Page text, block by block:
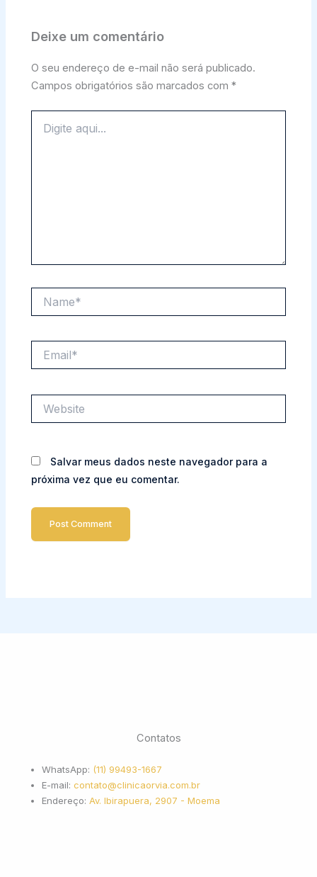
Deixe um comentário
O seu endereço de e-mail não será publicado.
Campos obrigatórios são marcados com*
aqui...
Salvar meus dados neste navegador para a
próxima vez que eu comentar.
Contatos
WhatsApp: (11) 99493-1667
E-mail: contato@clinicaorvia.com.br
Endereço: Av. Ibirapuera, 2907 - Moema